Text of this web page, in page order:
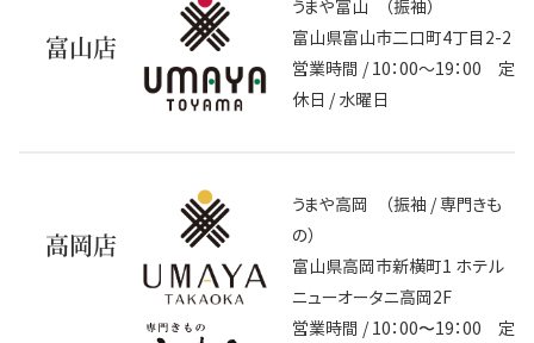
富山店
うまや富山 （振袖）
富山県富山市二口町4丁目2-2
営業時間 / 10：00～19：00 定
休日 / 水曜日
高岡店
うまや高岡 （振袖 / 専門きも
の）
富山県高岡市新横町1 ホテル
ニューオータニ高岡2F
営業時間 / 10：00〜19：00 定